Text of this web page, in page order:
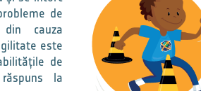
de
cauza
este
de
la